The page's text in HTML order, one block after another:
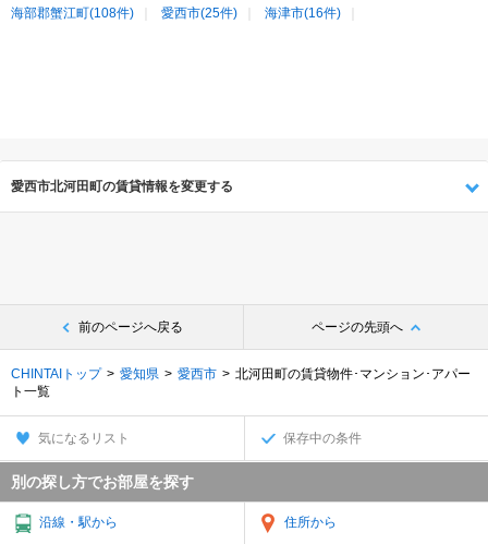
海部郡蟹江町(108件)
愛西市(25件) 海津市(16件)
愛西市北河田町の賃貸情報を変更する
前のページへ戻る ページの先頭へ
CHINTAIトップ 愛知県 愛西市
北河田町の賃貸物件･マンション･アパー
ト一覧
気になるリスト 保存中の条件
別の探し方でお部屋を探す
沿線・駅から 住所から